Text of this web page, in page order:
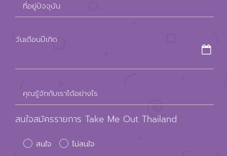
empty.
ที่อยู่ปัจจุบัน
วันเดือนปีเกิด
คุณรู้จักกับเราได้อย่างไร
สนใจสมัครรายการ Take Me Out Thailand
สนใจ ไม่สนใจ